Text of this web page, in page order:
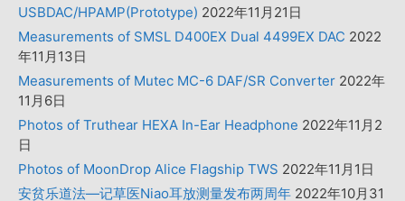
USBDAC/HPAMP(Prototype) 2022年11月21日
Measurements of SMSL D400EX Dual 4499EX DAC 2022
年11月13日
Measurements of Mutec MC-6 DAF/SR Converter 2022年
11月6日
Photos of Truthear HEXA In-Ear Headphone 2022年11月2
日
Photos of MoonDrop Alice Flagship TWS 2022年11月1日
安贫乐道法—记草医Niao耳放测量发布两周年 2022年10月31